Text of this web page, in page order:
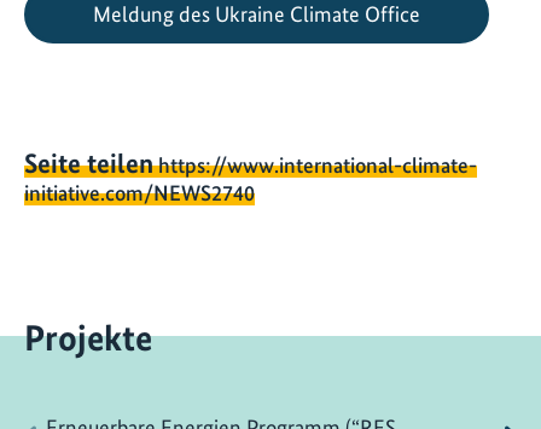
Meldung des Ukraine Climate Office
Seite teilenhttps://www.international-climate-
initiative.com/NEWS2740
Projekte